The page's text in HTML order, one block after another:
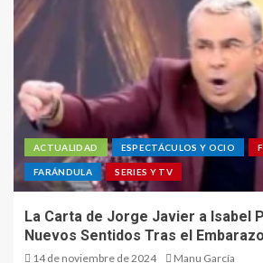
ACTUALIDAD ESPECTÁCULOS Y OCIO
FARÁNDULA SERIES Y TV
La Carta de Jorge Javier a Isabel
Nuevos Sentidos Tras el
14 de noviembre de 2024 Manu García